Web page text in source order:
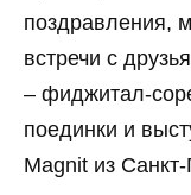
поздравления,
встречи с
– фиджитал-
поединки и
Magnit из